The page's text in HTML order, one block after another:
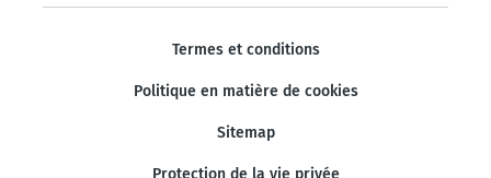
Termes et conditions
Politique en matière de cookies
Sitemap
Protection de la vie privée